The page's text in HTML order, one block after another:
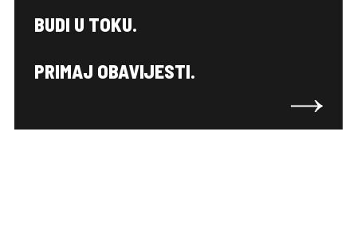
BUDI U TOKU.
PRIMAJ OBAVIJESTI.